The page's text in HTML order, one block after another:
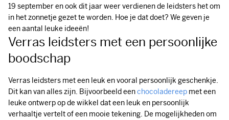
19 september en ook dit jaar weer verdienen de leidsters het om
in het zonnetje gezet te worden. Hoe je dat doet? We geven je
een aantal leuke ideeën!
Verras leidsters met een persoonlijke
boodschap
Verras leidsters met een leuk en vooral persoonlijk geschenkje.
Dit kan van alles zijn. Bijvoorbeeld eenchocoladereep met een
leuke ontwerp op de wikkel dat een leuk en persoonlijk
verhaaltje vertelt of een mooie tekening. De mogelijkheden om